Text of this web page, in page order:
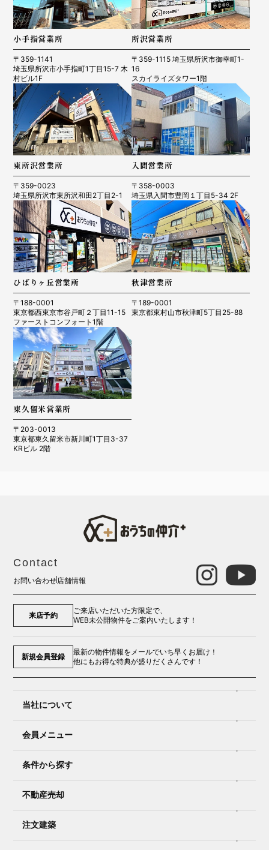
小手指営業所
〒359-1141
埼玉県所沢市小手指町1丁目15-7 木
村ビル1F
所沢営業所
〒359-1115 埼玉県所沢市御幸町1-
16
スカイライズタワー1階
東所沢営業所
〒359-0023
埼玉県所沢市東所沢和田2丁目2-1
入間営業所
〒358-0003
埼玉県入間市豊岡１丁目5-34 2F
ひばりヶ丘営業所
〒188-0001
東京都西東京市谷戸町２丁目11-15
ファーストコンフォート1階
秋津営業所
〒189-0001
東京都東村山市秋津町5丁目25-88
東久留米営業所
〒203-0013
東京都東久留米市新川町1丁目3-37
KRビル 2階
Contact
お問い合わせ 店舗情報
来店予約
ご来店いただいた方限定で、
WEB未公開物件をご案内いたします！
新規会員登録
最新の物件情報をメールでいち早くお届け！
他にもお得な特典が盛りだくさんです！
当社について
会員メニュー
条件から探す
不動産売却
注文建築